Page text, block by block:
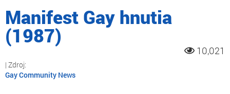
Manifest Gay hnutia
(1987)
10,021
Gay Community News